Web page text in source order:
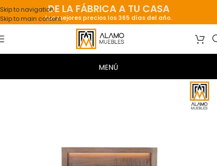
Skip to navigation
Skip to main content
DE LA FÁBRICA A TU CASA
Los mejores precios los 365 días del año.